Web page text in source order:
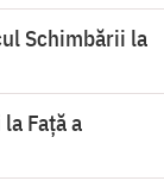
Schimbării la
Faţă a